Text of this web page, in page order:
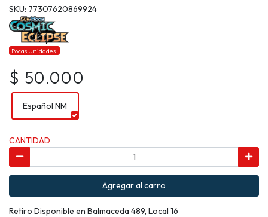
SKU: 77307620869924
Pocas Unidades.
$ 50.000
Español NM
CANTIDAD
Agregar al carro
Retiro Disponible en Balmaceda 489, Local 16